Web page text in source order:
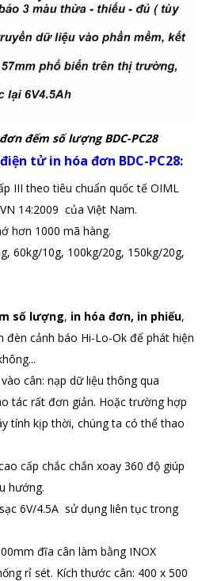
đếm số lượng BDC-PC28
tử in hóa đơn BDC-PC28:
III theo tiêu chuẩn quốc tế OIML
14:2009 của Việt Nam.
hơn 1000 mã hàng.
60kg/10g, 100kg/20g, 150kg/20g,
số lượng, in hóa đơn, in phiếu,
đèn cảnh báo Hi-Lo-Ok để phát hiện
cân: nạp dữ liệu thông qua
tác rất đơn giản. Hoặc trường hợp
tính kịp thời, chúng ta có thể thao
cấp chắc chắn xoay 360 độ giúp
hướng.
6V/4.5A sử dụng liên tục trong
đĩa cân làm bằng INOX
rỉ sét. Kích thước cân: 400 x 500